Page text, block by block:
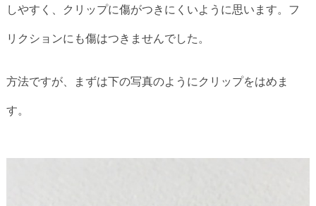
しやすく、クリップに傷がつきにくいように思います。フ
リクションにも傷はつきませんでした。
方法ですが、まずは下の写真のようにクリップをはめま
す。